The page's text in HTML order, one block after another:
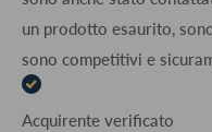
un prodotto esaurito,
sono competitivi e
Acquirente verificato